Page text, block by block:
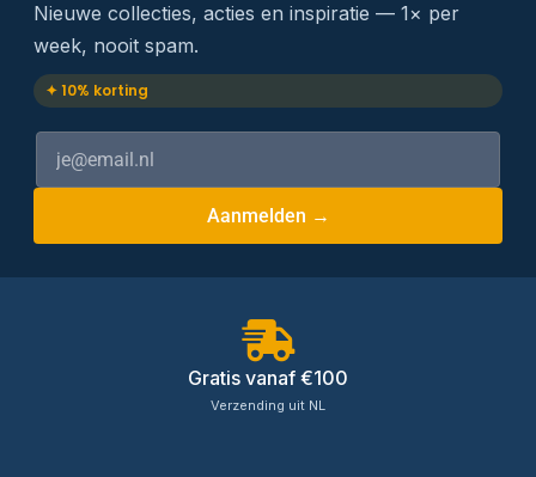
Nieuwe collecties, acties en inspiratie — 1× per
week, nooit spam.
✦ 10% korting
Aanmelden →
Gratis vanaf €100
Verzending uit NL